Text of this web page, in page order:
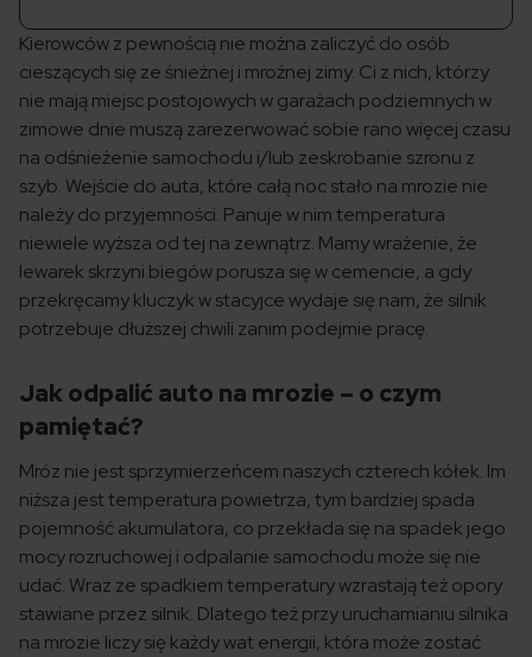
Kierowców z pewnością nie można zaliczyć do osób
cieszących się ze śnieżnej i mroźnej zimy. Ci z nich, którzy
nie mają miejsc postojowych w garażach podziemnych w
zimowe dnie muszą zarezerwować sobie rano więcej czasu
na odśnieżenie samochodu i/lub zeskrobanie szronu z
szyb. Wejście do auta, które całą noc stało na mrozie nie
należy do przyjemności. Panuje w nim temperatura
niewiele wyższa od tej na zewnątrz. Mamy wrażenie, że
lewarek skrzyni biegów porusza się w cemencie, a gdy
przekręcamy kluczyk w stacyjce wydaje się nam, że silnik
potrzebuje dłuższej chwili zanim podejmie pracę.
Jak odpalić auto na mrozie – o czym
pamiętać?
Mróz nie jest sprzymierzeńcem naszych czterech kółek. Im
niższa jest temperatura powietrza, tym bardziej spada
pojemność akumulatora, co przekłada się na spadek jego
mocy rozruchowej i odpalanie samochodu może się nie
udać. Wraz ze spadkiem temperatury wzrastają też opory
stawiane przez silnik. Dlatego też przy uruchamianiu silnika
na mrozie liczy się każdy wat energii, która może zostać